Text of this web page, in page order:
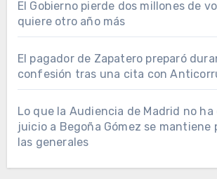
El Gobierno pierde dos millones de
quiere otro año más
El pagador de Zapatero preparó
confesión tras una cita con
Lo que la Audiencia de Madrid no ha
juicio a Begoña Gómez se mantiene
las generales